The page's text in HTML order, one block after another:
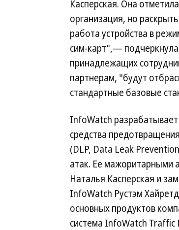
Касперская. Она
организация, но
работа устройства в
сим-карт",— подчеркнула
принадлежащих
партнерам, "будут
стандартные базовые
InfoWatch
средства
(DLP, Data Leak
атак. Ее мажоритарными
Наталья Касперская и
InfoWatch Рустэм
основных продуктов
система InfoWatch